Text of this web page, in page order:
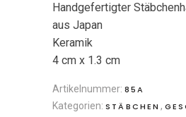
Handgefertigter
aus Japan
Keramik
4 cm x 1.3 cm
Artikelnummer: 85A
Kategorien: STÄBCHEN ,